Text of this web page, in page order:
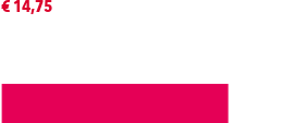
€ 14,75